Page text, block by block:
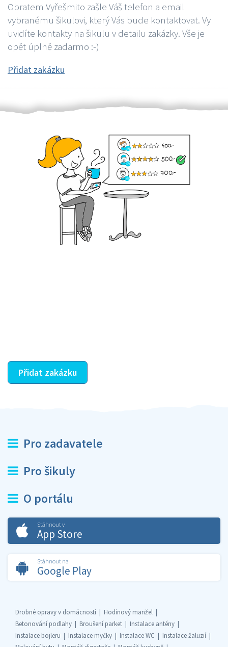
Obratem Vyřešmito zašle Váš telefon a email
vybranému šikulovi, který Vás bude kontaktovat. Vy
uvidíte kontakty na šikulu v detailu zakázky. Vše je
opět úplně zadarmo :-)
Přidat zakázku
Přidat zakázku
Pro zadavatele
Pro šikuly
O portálu
Stáhnout v
App Store
Stáhnout na
Google Play
Drobné opravy v domácnosti
Hodinový manžel
Betonování podlahy
Broušení parket
Instalace antény
Instalace bojleru
Instalace myčky Instalace WC
Instalace žaluzií